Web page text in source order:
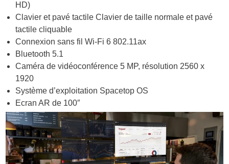
HD)
Clavier et pavé tactile Clavier de taille normale et pavé
tactile cliquable
Connexion sans fil Wi-Fi 6 802.11ax
Bluetooth 5.1
Caméra de vidéoconférence 5 MP, résolution 2560 x
1920
Système d’exploitation Spacetop OS
Ecran AR de 100″